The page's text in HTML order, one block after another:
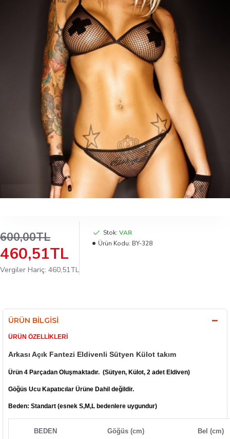
460,51TL
600,00TL
Vergiler Hariç: 460,51TL
Stok: VAR
Ürün Kodu: BY-328
ÜRÜN BILGISI
ÜRÜN ÖZELLİKLERİ
Arkası Açık Fantezi Eldivenli Sütyen Külot takım
Ürün 4 Parçadan Oluşmaktadır. (Sütyen, Külot, 2 adet Eldiven)
Göğüs Ucu Kapatıcılar Ürüne Dahil değildir.
Beden: Standart (esnek S,M,L bedenlere uygundur)
BEDEN Göğüs (cm) Bel (cm)